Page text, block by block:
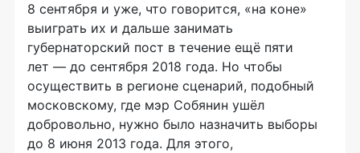
8 сентября и уже, что говорится, «на коне»
выиграть их и дальше занимать
губернаторский пост в течение ещё пяти
лет — до сентября 2018 года. Но чтобы
осуществить в регионе сценарий, подобный
московскому, где мэр Собянин ушёл
добровольно, нужно было назначить выборы
до 8 июня 2013 года. Для этого,